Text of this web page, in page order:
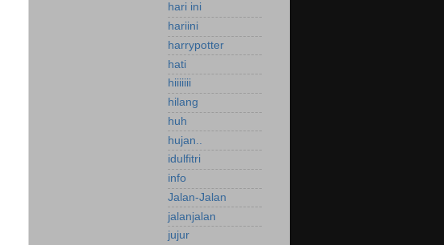
hari ini
hariini
harrypotter
hati
hiiiiiii
hilang
huh
hujan..
idulfitri
info
Jalan-Jalan
jalanjalan
jujur